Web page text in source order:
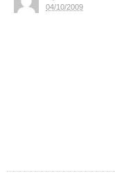
04/10/2009